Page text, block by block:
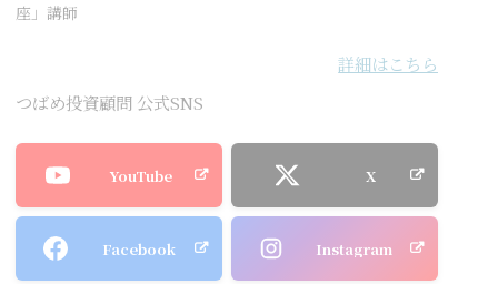
座」講師
詳細はこちら
つばめ投資顧問 公式SNS
YouTube X
Facebook Instagram